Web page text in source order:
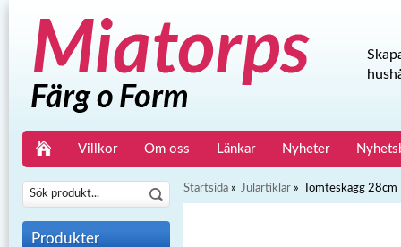
Villkor Om oss Länkar Nyheter
Produkter
Startsida » Julartiklar » Tomteskägg 28cm